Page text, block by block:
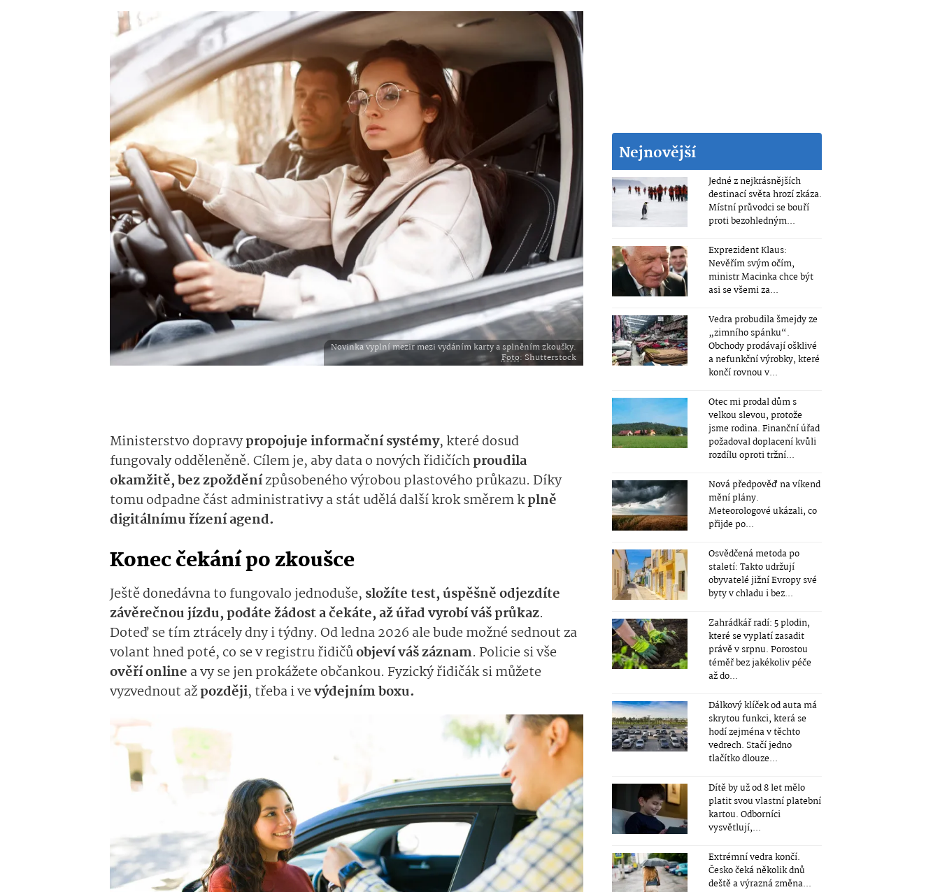
Novinka vyplní mezir mezi vydáním karty a splněním zkoušky.
Foto: Shutterstock
Ministerstvo dopravypropojuje informační systémy, které dosud
fungovaly odděleněně. Cílem je, aby data o nových řidičíchproudila
okamžitě, bez zpožděnízpůsobeného výrobou plastového průkazu. Díky
tomu odpadne část administrativy a stát udělá další krok směrem kplně
digitálnímu řízení agend.
Konec čekání po zkoušce
Ještě donedávna to fungovalo jednoduše, složíte test, úspěšně odjezdíte
závěrečnou jízdu, podáte žádost a čekáte, až úřad vyrobí váš průkaz.
Doteď se tím ztrácely dny i týdny. Od ledna 2026 ale bude možné sednout za
volant hned poté, co se v registru řidičůobjeví váš záznam. Policie si vše
ověří online a vy se jen prokážete občankou. Fyzický řidičák si můžete
vyzvednout ažpozději, třeba i vevýdejním boxu.
Nejnovější
Jedné z nejkrásnějších
destinací světa hrozí zkáza.
Místní průvodci se bouří
proti bezohledným...
Exprezident Klaus:
Nevěřím svým očím,
ministr Macinka chce být
asi se všemi za...
Vedra probudila šmejdy ze
„zimního spánku“.
Obchody prodávají ošklivé
a nefunkční výrobky, které
končí rovnou v...
Otec mi prodal dům s
velkou slevou, protože
jsme rodina. Finanční úřad
požadoval doplacení kvůli
rozdílu oproti tržní...
Nová předpověď na víkend
mění plány.
Meteorologové ukázali, co
přijde po...
Osvědčená metoda po
staletí: Takto udržují
obyvatelé jižní Evropy své
byty v chladu i bez...
Zahrádkář radí: 5 plodin,
které se vyplatí zasadit
právě v srpnu. Porostou
téměř bez jakékoliv péče
až do...
Dálkový klíček od auta má
skrytou funkci, která se
hodí zejména v těchto
vedrech. Stačí jedno
tlačítko dlouze...
Dítě by už od 8 let mělo
platit svou vlastní platební
kartou. Odborníci
vysvětlují,...
Extrémní vedra končí.
Česko čeká několik dnů
deště a výrazná změna...